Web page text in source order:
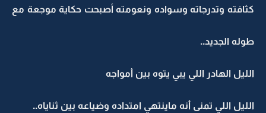
كثافته وتدرجاته وسواده ونعومته أصبحت حكاية موجعة مع
طوله الجديد..
الليل الهادر اللي يبي يتوه بين أمواجه
الليل اللي تمنى أنه ماينتهي امتداده وضياعه بين ثناياه..